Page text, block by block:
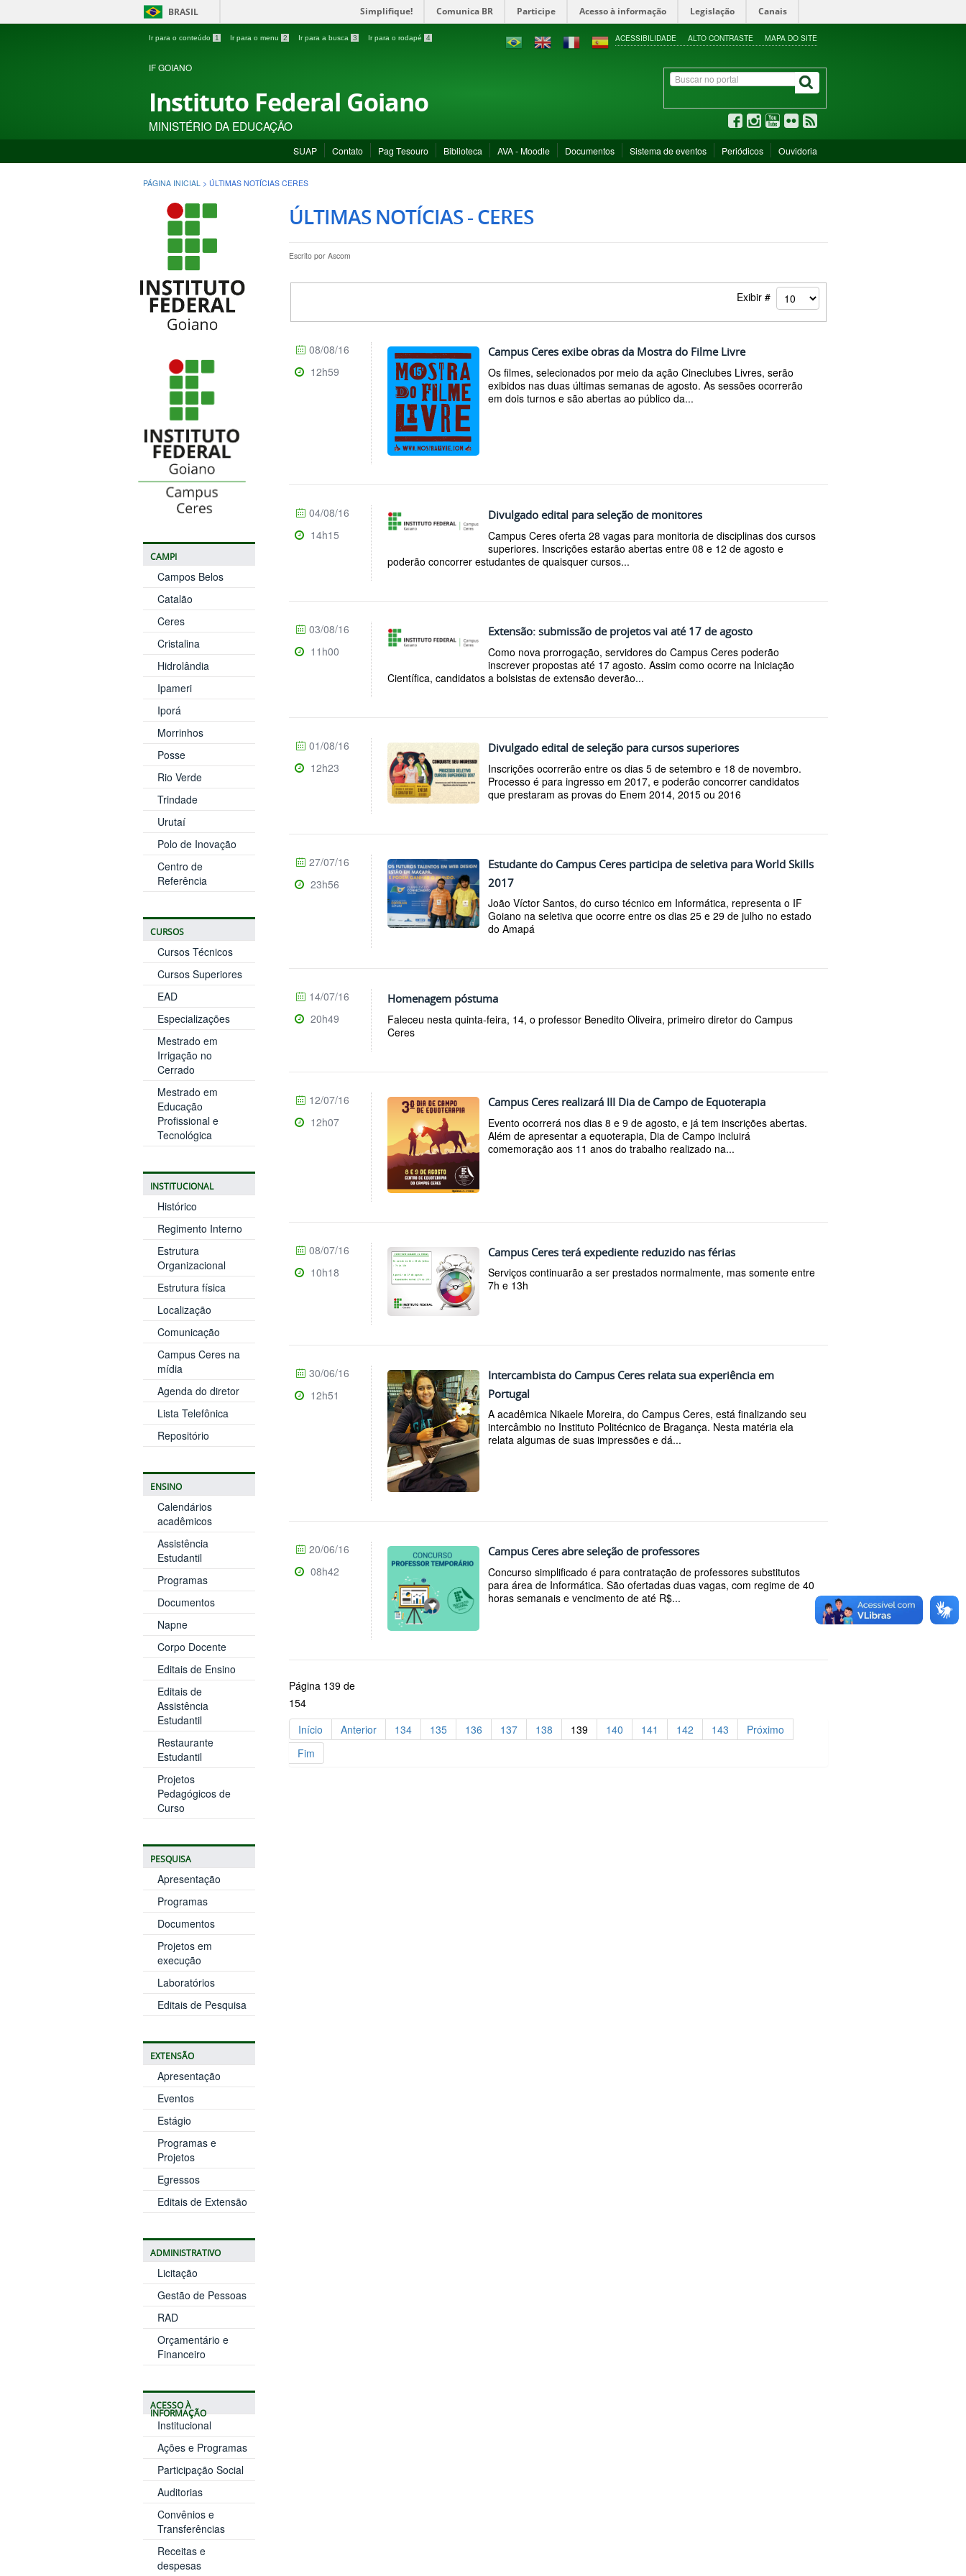
BRASIL Simplifique! Comunica BR Participe Acesso à informação Legislação Canais
Ir para o conteúdo 1 Ir para o menu 2 Ir para a busca 3 Ir para o rodapé 4 ACESSIBILIDADE ALTO CONTRASTE MAPA DO SITE
IF GOIANO
Instituto Federal Goiano
MINISTÉRIO DA EDUCAÇÃO
SUAP Contato Pag Tesouro Biblioteca AVA - Moodle Documentos Sistema de eventos Periódicos Ouvidoria
PÁGINA INICIAL > ÚLTIMAS NOTÍCIAS CERES
CAMPI
Campos Belos
Catalão
Ceres
Cristalina
Hidrolândia
Ipameri
Iporá
Morrinhos
Posse
Rio Verde
Trindade
Urutaí
Polo de Inovação
Centro de
Referência
CURSOS
Cursos Técnicos
Cursos Superiores
EAD
Especializações
Mestrado em
Irrigação no
Cerrado
Mestrado em
Educação
Profissional e
Tecnológica
INSTITUCIONAL
Histórico
Regimento Interno
Estrutura
Organizacional
Estrutura física
Localização
Comunicação
Campus Ceres na
mídia
Agenda do diretor
Lista Telefônica
Repositório
ENSINO
Calendários
acadêmicos
Assistência
Estudantil
Programas
Documentos
Napne
Corpo Docente
Editais de Ensino
Editais de
Assistência
Estudantil
Restaurante
Estudantil
Projetos
Pedagógicos de
Curso
PESQUISA
Apresentação
Programas
Documentos
Projetos em
execução
Laboratórios
Editais de Pesquisa
EXTENSÃO
Apresentação
Eventos
Estágio
Programas e
Projetos
Egressos
Editais de Extensão
ADMINISTRATIVO
Licitação
Gestão de Pessoas
RAD
Orçamentário e
Financeiro
ACESSO À
INFORMAÇÃO
Institucional
Ações e Programas
Participação Social
Auditorias
Convênios e
Transferências
Receitas e
despesas
ÚLTIMAS NOTÍCIAS - CERES
Escrito por Ascom
Exibir #
Campus Ceres exibe obras da Mostra do Filme Livre
Os filmes, selecionados por meio da ação Cineclubes Livres, serão
exibidos nas duas últimas semanas de agosto. As sessões ocorrerão
em dois turnos e são abertas ao público da...
08/08/16
12h59
Divulgado edital para seleção de monitores
Campus Ceres oferta 28 vagas para monitoria de disciplinas dos cursos
superiores. Inscrições estarão abertas entre 08 e 12 de agosto e
poderão concorrer estudantes de quaisquer cursos...
04/08/16
14h15
Extensão: submissão de projetos vai até 17 de agosto
Como nova prorrogação, servidores do Campus Ceres poderão
inscrever propostas até 17 agosto. Assim como ocorre na Iniciação
Científica, candidatos a bolsistas de extensão deverão...
03/08/16
11h00
Divulgado edital de seleção para cursos superiores
Inscrições ocorrerão entre os dias 5 de setembro e 18 de novembro.
Processo é para ingresso em 2017, e poderão concorrer candidatos
que prestaram as provas do Enem 2014, 2015 ou 2016
01/08/16
12h23
Estudante do Campus Ceres participa de seletiva para World Skills
2017
João Víctor Santos, do curso técnico em Informática, representa o IF
Goiano na seletiva que ocorre entre os dias 25 e 29 de julho no estado
do Amapá
27/07/16
23h56
Homenagem póstuma
Faleceu nesta quinta-feira, 14, o professor Benedito Oliveira, primeiro diretor do Campus
Ceres
14/07/16
20h49
Campus Ceres realizará III Dia de Campo de Equoterapia
Evento ocorrerá nos dias 8 e 9 de agosto, e já tem inscrições abertas.
Além de apresentar a equoterapia, Dia de Campo incluirá
comemoração aos 11 anos do trabalho realizado na...
12/07/16
12h07
Campus Ceres terá expediente reduzido nas férias
Serviços continuarão a ser prestados normalmente, mas somente entre
7h e 13h
08/07/16
10h18
Intercambista do Campus Ceres relata sua experiência em
Portugal
A acadêmica Nikaele Moreira, do Campus Ceres, está finalizando seu
intercâmbio no Instituto Politécnico de Bragança. Nesta matéria ela
relata algumas de suas impressões e dá...
30/06/16
12h51
Campus Ceres abre seleção de professores
Concurso simplificado é para contratação de professores substitutos
para área de Informática. São ofertadas duas vagas, com regime de 40
horas semanais e vencimento de até R$...
20/06/16
08h42
Página 139 de
154
Início
Anterior 134 135 136 137 138 139 140 141 142 143
Próximo
Fim